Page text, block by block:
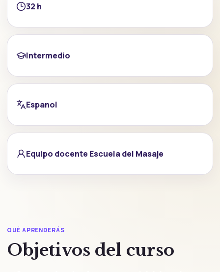
32 h
Intermedio
Espanol
Equipo docente Escuela del Masaje
QUÉ APRENDERÁS
Objetivos del curso